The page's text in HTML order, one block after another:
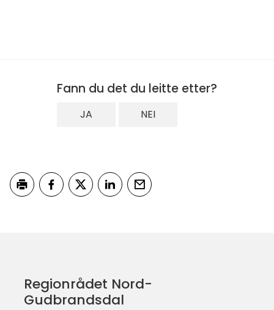
Fann du det du leitte etter?
JA NEI
Regionrådet Nord-
Gudbrandsdal